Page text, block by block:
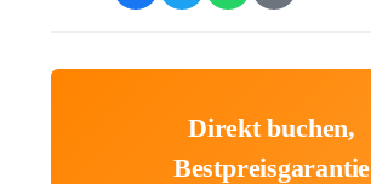
Direkt buchen,
Bestpreisgarantie